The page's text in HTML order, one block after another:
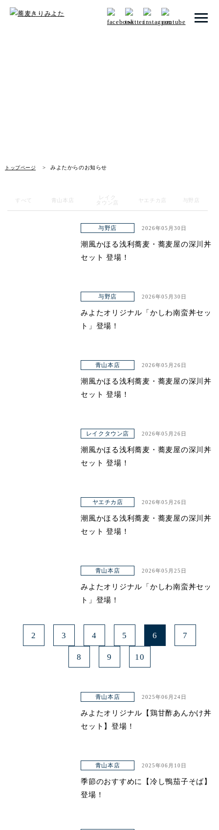
トップページ みよたからのお知らせ
メニュー 一覧
レイクタウン店
ヤエチカ店
与野店
店舗一覧
ヤエチカ店
与野店
アクセス
青山本店
与野店
すべて 青山本店
レイク
タウン店
ヤエチカ店 与野店
与野店 2026年05月30日
潮風かほる浅利蕎麦・蕎麦屋の深川丼
セット 登場！
与野店 2026年05月30日
みよたオリジナル「かしわ南蛮丼セッ
ト」登場！
青山本店 2026年05月26日
潮風かほる浅利蕎麦・蕎麦屋の深川丼
セット 登場！
レイクタウン店 2026年05月26日
潮風かほる浅利蕎麦・蕎麦屋の深川丼
セット 登場！
ヤエチカ店 2026年05月26日
潮風かほる浅利蕎麦・蕎麦屋の深川丼
セット 登場！
青山本店 2026年05月25日
みよたオリジナル「かしわ南蛮丼セッ
ト」登場！
2 3 4 5 6 7
8 9 10
青山本店 2025年06月24日
みよたオリジナル【鶏甘酢あんかけ丼
セット】登場！
青山本店 2025年06月10日
季節のおすすめに【冷し鴨茄子そば】
登場！